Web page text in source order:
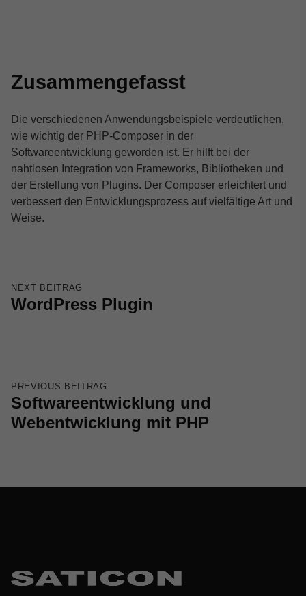
Zusammengefasst
Die verschiedenen Anwendungsbeispiele verdeutlichen,
wie wichtig der PHP-Composer in der
Softwareentwicklung geworden ist. Er hilft bei der
nahtlosen Integration von Frameworks, Bibliotheken und
der Erstellung von Plugins. Der Composer erleichtert und
verbessert den Entwicklungsprozess auf vielfältige Art und
Weise.
Beitragsnavigation
PREVIOUS BEITRAG
Softwareentwicklung und
Webentwicklung mit PHP
NEXT BEITRAG
WordPress Plugin